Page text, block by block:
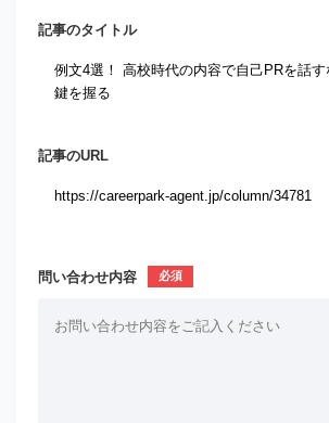
記事のタイトル
記事のURL
問い合わせ内容